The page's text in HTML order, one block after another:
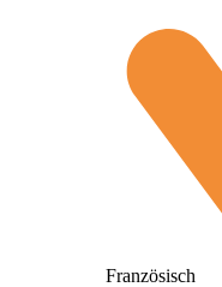
Französisch